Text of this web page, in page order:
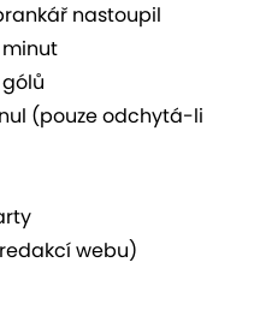
nastoupil
(pouze odchytá-li
webu)